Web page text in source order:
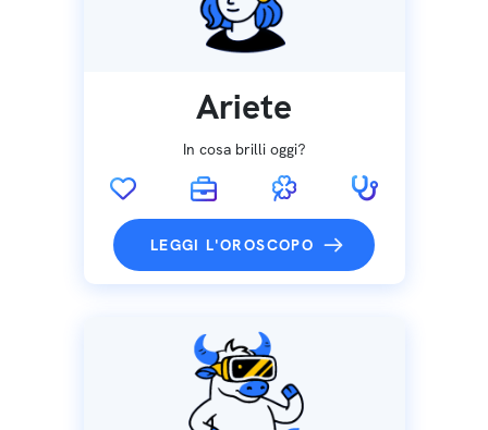
Ariete
In cosa brilli oggi?
LEGGI L'OROSCOPO